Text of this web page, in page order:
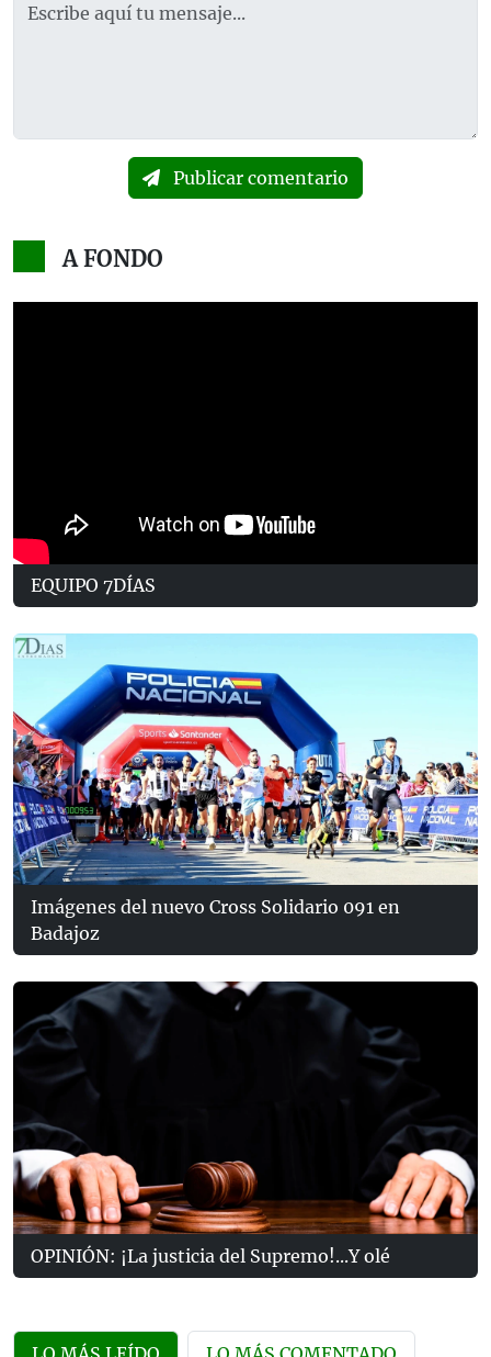
Publicar comentario
A FONDO
EQUIPO 7DÍAS
Imágenes del nuevo Cross Solidario 091 en
Badajoz
OPINIÓN: ¡La justicia del Supremo!...Y olé